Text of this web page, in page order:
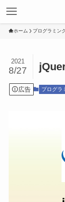
ホーム プログラミン
2021
8/27
広告 プログラ